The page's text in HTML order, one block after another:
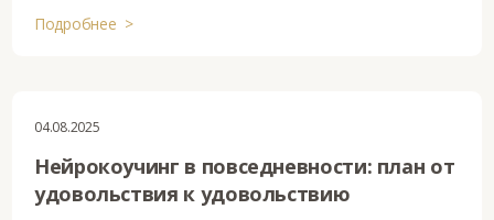
Подробнее >
04.08.2025
Нейрокоучинг в повседневности: план от
удовольствия к удовольствию